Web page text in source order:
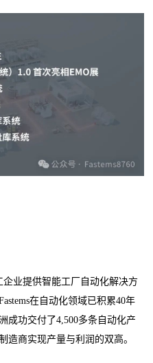
业提供智能工厂自动化解决方
在自动化领域已积累40年
成功交付了4,500多条自动化产
造商实现产量与利润的双高。